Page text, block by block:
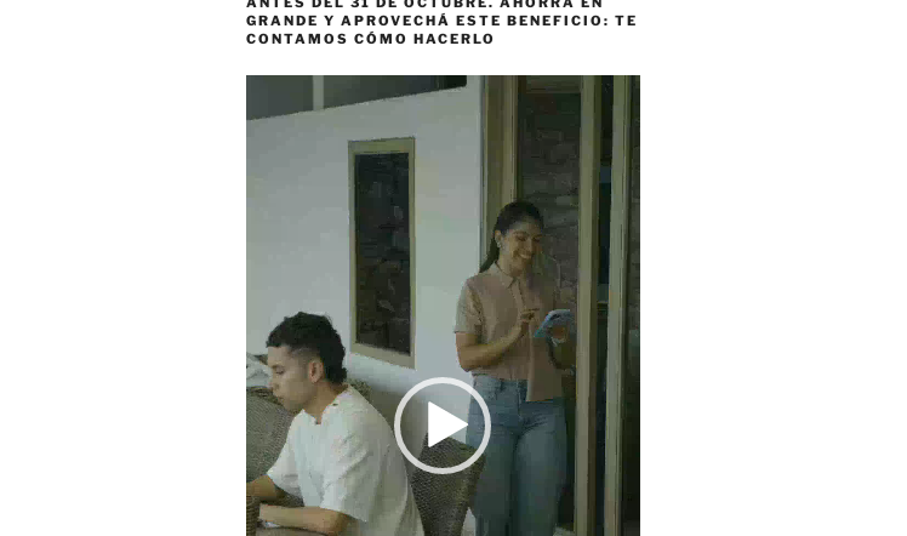
GRANDE Y APROVECHÁ ESTE BENEFICIO: TE
CONTAMOS CÓMO HACERLO
de